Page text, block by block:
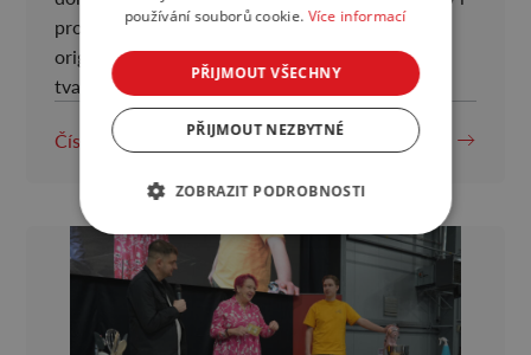
profesionálním cukrářům. Soutěžící vytvoří
originální umělecký dort z makety libovolného
tvaru, […]
Číst více
používání souborů cookie. Více informací
PŘIJMOUT VŠECHNY
PŘIJMOUT NEZBYTNÉ
ZOBRAZIT PODROBNOSTI